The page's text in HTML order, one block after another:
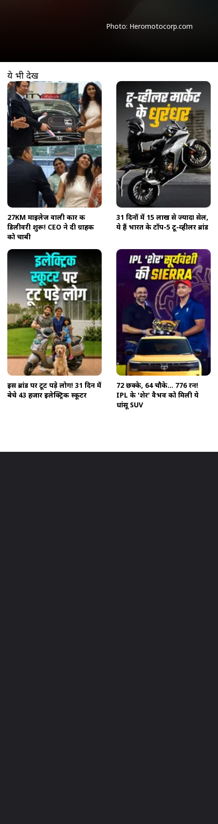
Photo: Heromotocorp.com
खुल रहा है
ये भी देखें
27KM माइलेज वाली कार की
डिलीवरी शुरू! CEO ने दी ग्राहक
को चाबी
31 दिनों में 15 लाख से ज्यादा सेल,
ये हैं भारत के टॉप-5 टू-व्हीलर ब्रांड
इस ब्रांड पर टूट पड़े लोग! 31 दिन में
बेचे 43 हजार इलेक्ट्रिक स्कूटर
72 छक्के, 64 चौके... 776 रन!
IPL के 'शेर' वैभव को मिली ये
धांसू SUV